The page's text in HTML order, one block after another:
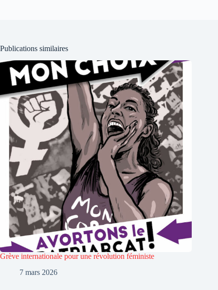
Publications similaires
Grève internationale pour une révolution féministe
7 mars 2026